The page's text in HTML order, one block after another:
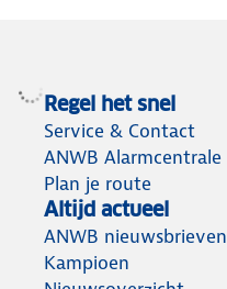
Regel het snel
Service & Contact
ANWB Alarmcentrale
Plan je route
Altijd actueel
ANWB nieuwsbrieven
Kampioen